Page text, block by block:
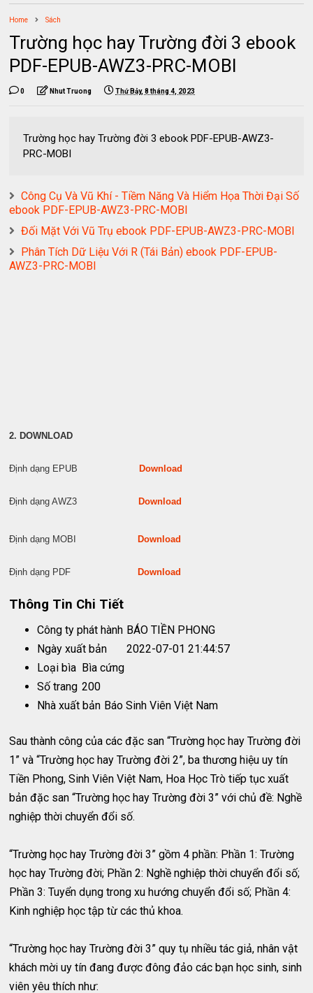
Home Sách
Trường học hay Trường đời 3 ebook
PDF-EPUB-AWZ3-PRC-MOBI
0 Nhut Truong Thứ Bảy, 8 tháng 4, 2023
Trường học hay Trường đời 3 ebook PDF-EPUB-AWZ3-
PRC-MOBI
Công Cụ Và Vũ Khí - Tiềm Năng Và Hiểm Họa Thời Đại Số
ebook PDF-EPUB-AWZ3-PRC-MOBI
Đối Mặt Với Vũ Trụ ebook PDF-EPUB-AWZ3-PRC-MOBI
Phân Tích Dữ Liệu Với R (Tái Bản) ebook PDF-EPUB-
AWZ3-PRC-MOBI
2. DOWNLOAD
Định dạng EPUB Download
Định dạng AWZ3 Download
Định dạng MOBI Download
Định dạng PDF Download
Thông Tin Chi Tiết
Công ty phát hành BÁO TIỀN PHONG
Ngày xuất bản
2022-07-01 21:44:57
Loại bìa Bìa cứng
Số trang 200
Nhà xuất bản Báo Sinh Viên Việt Nam
Sau thành công của các đặc san “Trường học hay Trường đời
1” và “Trường học hay Trường đời 2”, ba thương hiệu uy tín
Tiền Phong, Sinh Viên Việt Nam, Hoa Học Trò tiếp tục xuất
bản đặc san “Trường học hay Trường đời 3” với chủ đề: Nghề
nghiệp thời chuyển đổi số.
“Trường học hay Trường đời 3” gồm 4 phần: Phần 1: Trường
học hay Trường đời; Phần 2: Nghề nghiệp thời chuyển đổi số;
Phần 3: Tuyển dụng trong xu hướng chuyển đổi số; Phần 4:
Kinh nghiệp học tập từ các thủ khoa.
“Trường học hay Trường đời 3” quy tụ nhiều tác giả, nhân vật
khách mời uy tín đang được đông đảo các bạn học sinh, sinh
viên yêu thích như: